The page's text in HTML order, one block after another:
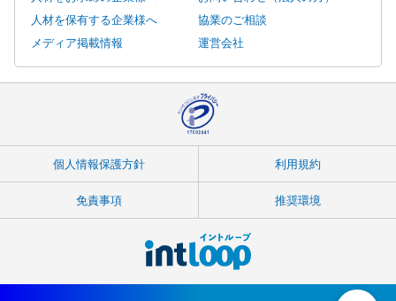
人材を保有する企業様へ
協業のご相談
メディア掲載情報
運営会社
個人情報保護方針 利用規約
免責事項 推奨環境